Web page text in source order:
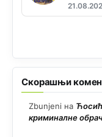
Скорашњи
Zbunjeni на
криминалне